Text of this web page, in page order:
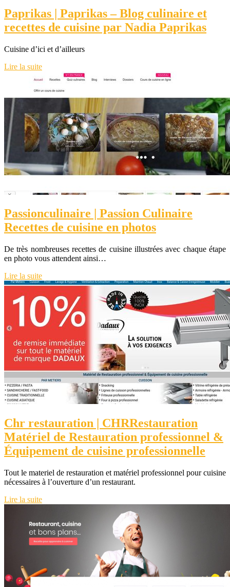
Paprikas | Paprikas – Blog culinaire et
recettes de cuisine par Nadia Paprikas
Cuisine d’ici et d’ailleurs
Lire la suite
Pas­sion­culinai­re | Passion Culinaire
Recettes de cuisine en photos
De très nombreuses recettes de cuisine illustrées avec chaque étape
en photo vous attendent ainsi…
Lire la suite
Chr restaura­tion | CHRRestaura­tion
Matériel de Restaura­tion profes­sion­nel &
Équipement de cuisine profes­sionnel­le
Tout le materiel de restauration et matériel professionnel pour cuisine
nécessaires à l’ouverture d’un restaurant.
Lire la suite